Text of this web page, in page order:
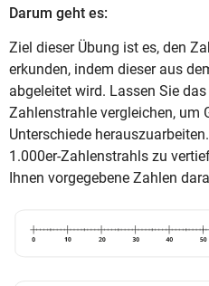
Darum geht es:
Ziel dieser Übung ist es, den
erkunden, indem dieser aus
abgeleitet wird. Lassen Sie
Zahlenstrahle vergleichen, um
Unterschiede
1.000er-Zahlenstrahls zu
Ihnen vorgegebene Zahlen